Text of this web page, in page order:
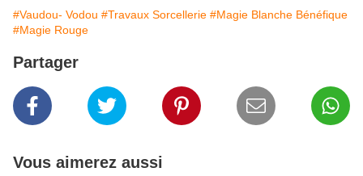
#Vaudou- Vodou #Travaux Sorcellerie #Magie Blanche Bénéfique
#Magie Rouge
Partager
Vous aimerez aussi